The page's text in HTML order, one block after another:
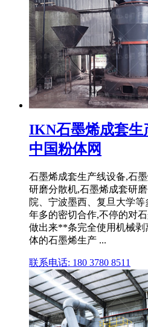
IKN石墨烯成套生
中国粉体网
石墨烯成套生产线设备,石
研磨分散机,石墨烯成套研
院、宁波墨西、复旦大学
年多的密切合作,不停的对
做出来**条完全使用机械
体的石墨烯生产 ...
联系电话: 180 3780 8511